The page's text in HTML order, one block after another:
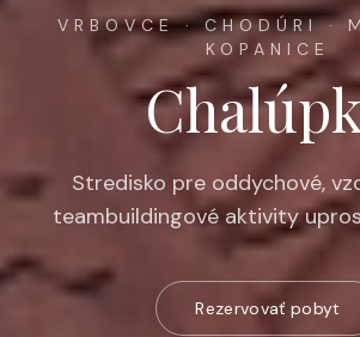
VRBOVCE · CHODÚRI ·
KOPANICE
Stredisko pre oddychové,
teambuildingové aktivity
Rezervovať pobyt